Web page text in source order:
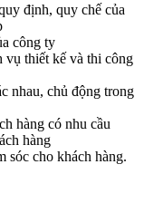
định, quy chế của
công ty
thiết kế và thi công
nhau, chủ động trong
hàng có nhu cầu
hàng
sóc cho khách hàng.